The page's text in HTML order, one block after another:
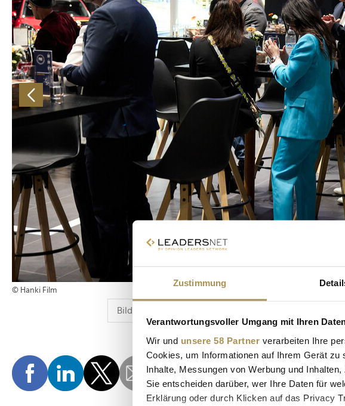
Zustimmung
Verantwortungsvoller Umgang mit Ihren
Wir und unsere 58 Partner verarbeiten Ihre
Cookies, um Informationen auf Ihrem Gerät
Inhalte, Messungen von Werbung und
Sie entscheiden darüber, wer Ihre Daten für
Erklärung oder durch Klicken auf das Privacy
© Hanki Film